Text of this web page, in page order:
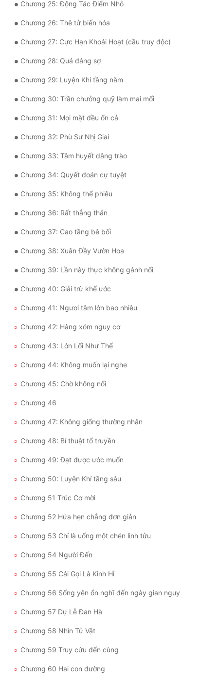
Đam Mỹ
Đẹp Hiệp
Tính Cách Nhân Vật :
Cơ Trí
Sát Phạt Quyết Đoán
Chương 25: Động Tác Điểm Nhỏ
Chương 26: Thê tử biến hóa
Chương 27: Cực Hạn Khoái Hoạt (cầu truy độc)
Chương 28: Quá đáng sợ
Chương 29: Luyện Khí tầng năm
Chương 30: Trần chưởng quỹ làm mai mối
Chương 31: Mọi mặt đều ổn cả
Chương 32: Phù Sư Nhị Giai
Chương 33: Tâm huyết dâng trào
Chương 34: Quyết đoán cự tuyệt
Chương 35: Không thể phiêu
Chương 36: Rất thẳng thắn
Chương 37: Cao tầng bê bối
Chương 38: Xuân Đầy Vườn Hoa
Chương 39: Lần này thực không gánh nổi
Chương 40: Giải trừ khế ước
Chương 41: Ngươi tâm lớn bao nhiêu
Chương 42: Hàng xóm nguy cơ
Chương 43: Lớn Lối Như Thế
Chương 44: Không muốn lại nghe
Chương 45: Chờ không nổi
Chương 46
Chương 47: Không giống thường nhân
Chương 48: Bí thuật tổ truyền
Chương 49: Đạt được ước muốn
Chương 50: Luyện Khí tầng sáu
Chương 51 Trúc Cơ mời
Chương 52 Hứa hẹn chẳng đơn giản
Chương 53 Chỉ là uống một chén linh tửu
Chương 54 Người Đến
Chương 55 Cái Gọi Là Kinh Hỉ
Chương 56 Sống yên ổn nghĩ đến ngày gian nguy
Chương 57 Dự Lễ Đan Hà
Chương 58 Nhìn Tử Vật
Chương 59 Truy cứu đến cùng
Chương 60 Hai con đường